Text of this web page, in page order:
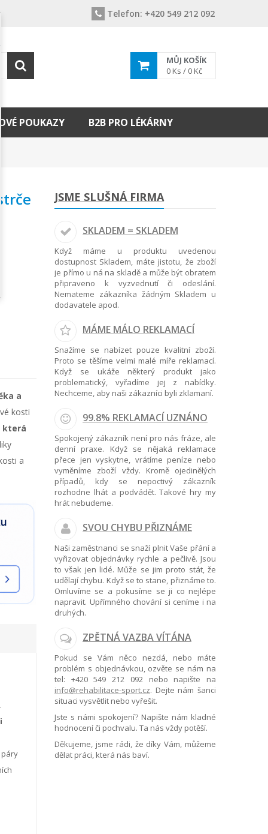
Telefon: +420 549 212 092
MŮJ KOŠÍK
0 Ks / 0 Kč
POUKAZY B2B PRO LÉKÁRNY
a
kosti
která
a
páry
JSME SLUŠNÁ FIRMA
SKLADEM = SKLADEM
Když máme u produktu uvedenou
dostupnost Skladem, máte jistotu, že zboží
je přímo u ná na skladě a může být obratem
připraveno k vyzvednutí či odeslání.
Nemateme zákazníka žádným Skladem u
dodavatele apod.
MÁME MÁLO REKLAMACÍ
Snažíme se nabízet pouze kvalitní zboží.
Proto se těšíme velmi malé míře reklamací.
Když se ukáže některý produkt jako
problematický, vyřadíme jej z nabídky.
Nechceme, aby naši zákazníci byli zklamaní.
99.8% REKLAMACÍ UZNÁNO
Spokojený zákazník není pro nás fráze, ale
denní praxe. Když se nějaká reklamace
přece jen vyskytne, vrátíme peníze nebo
vyměníme zboží vždy. Kromě ojedinělých
případů, kdy se nepoctivý zákazník
rozhodne lhát a podvádět. Takové hry my
hrát nebudeme.
SVOU CHYBU PŘIZNÁME
Naši zaměstnanci se snaží plnit Vaše přání a
vyřizovat objednávky rychle a pečlivě. Jsou
to však jen lidé. Může se jim proto stát, že
udělají chybu. Když se to stane, přiznáme to.
Omluvíme se a pokusíme se ji co nejlépe
napravit. Upřímného chování si ceníme i na
druhých.
ZPĚTNÁ VAZBA VÍTÁNA
Pokud se Vám něco nezdá, nebo máte
problém s objednávkou, ozvěte se nám na
tel: +420 549 212 092nebo napište na
info@rehabilitace-sport.cz. Dejte nám šanci
situaci vysvětlit nebo vyřešit.
Jste s námi spokojení? Napište nám kladné
hodnocení či pochvalu. Ta nás vždy potěší.
Děkujeme, jsme rádi, že díky Vám, můžeme
dělat práci, která nás baví.